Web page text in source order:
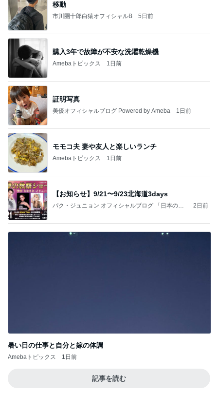
移動
市川團十郎白猿オフィシャルB 5日前
購入3年で故障が不安な洗濯乾燥機
Amebaトピックス 1日前
証明写真
美優オフィシャルブログ Powered by Ameba 1日前
モモコ夫 妻や友人と楽しいランチ
Amebaトピックス 1日前
【お知らせ】9/21〜9/23北海道3days
パク・ジュニョン オフィシャルブログ 「日本の
2日前
暑い日の仕事と自分と嫁の体調
Amebaトピックス 1日前
記事を読む